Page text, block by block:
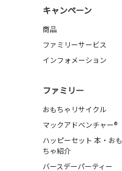
キャンペーン
商品
ファミリーサービス
インフォメーション
ファミリー
おもちゃリサイクル
マックアドベンチャー®
ハッピーセット 本・おも
ちゃ紹介
バースデーパーティー